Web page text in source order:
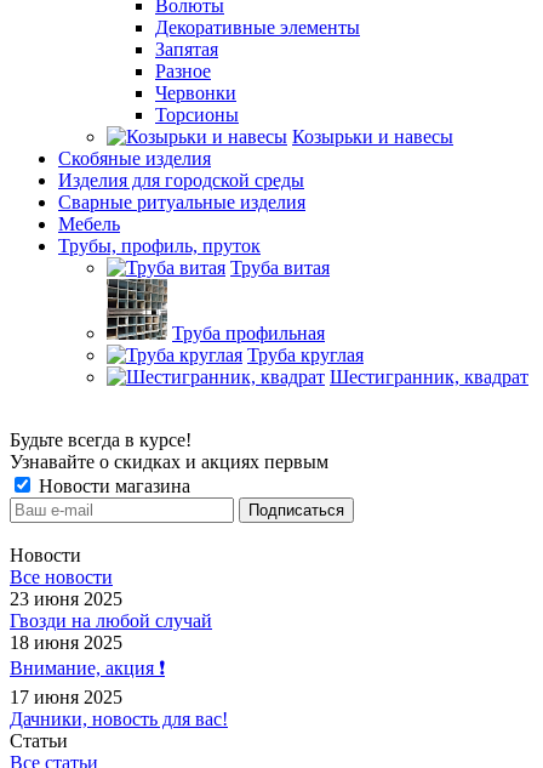
Волюты
Декоративные элементы
Запятая
Разное
Червонки
Торсионы
Козырьки и навесы
Скобяные изделия
Изделия для городской среды
Сварные ритуальные изделия
Мебель
Трубы, профиль, пруток
Труба витая
Труба профильная
Труба круглая
Шестигранник, квадрат
Будьте всегда в курсе!
Узнавайте о скидках и акциях первым
Новости магазина
Новости
Все новости
23 июня 2025
Гвозди на любой случай
18 июня 2025
Внимание, акция ❗️
17 июня 2025
Дачники, новость для вас!
Статьи
Все статьи